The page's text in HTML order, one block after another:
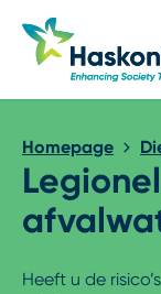
Sluiten
Homepage
Heeft u de